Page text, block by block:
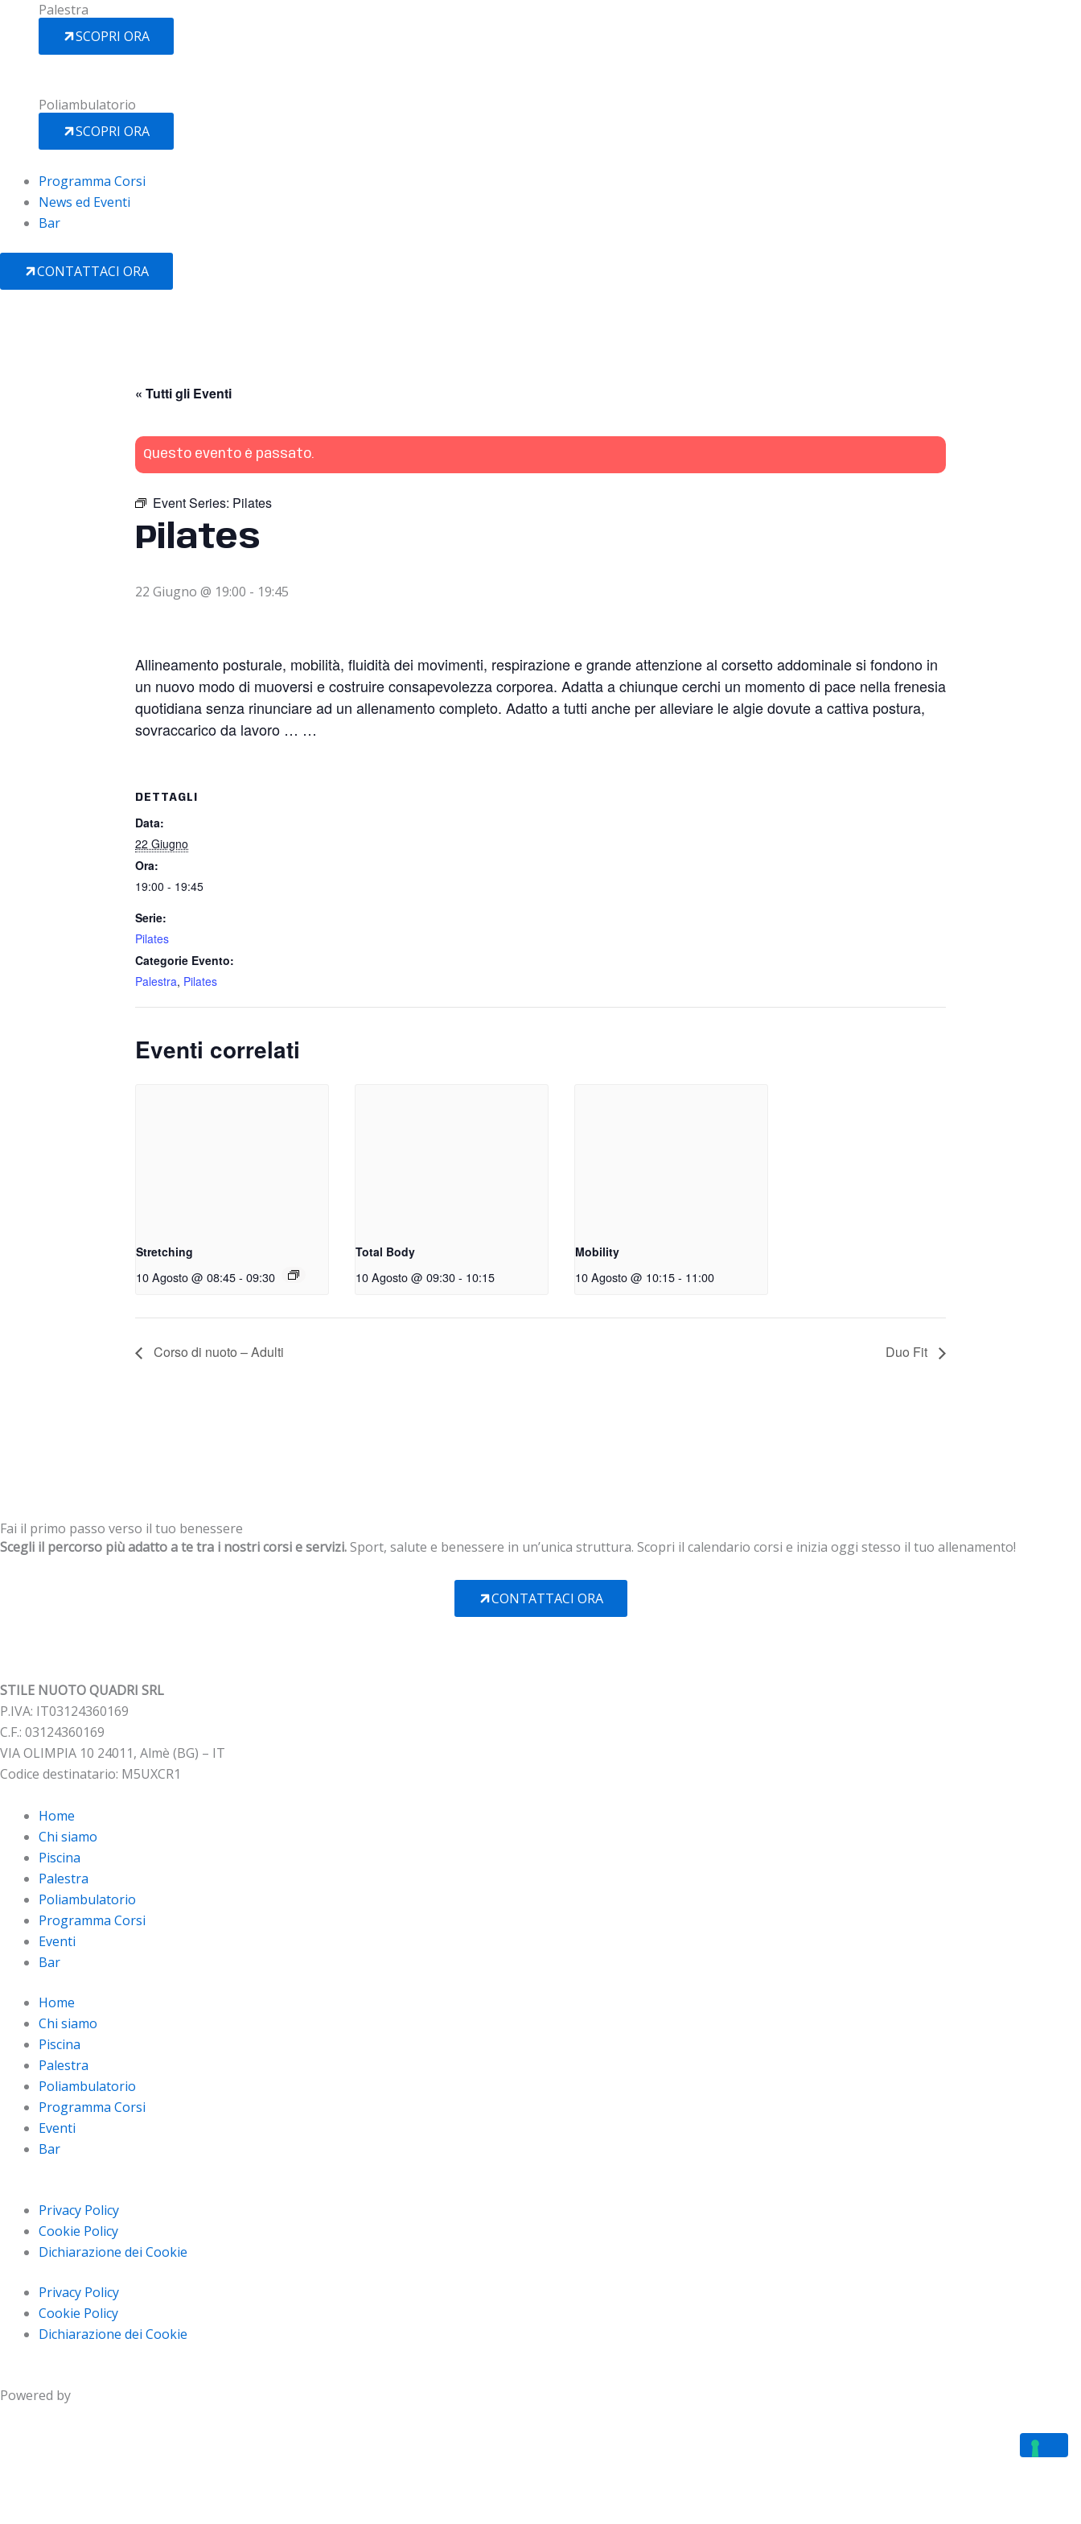
Palestra
SCOPRI ORA
Poliambulatorio
SCOPRI ORA
Programma Corsi
News ed Eventi
Bar
CONTATTACI ORA
« Tutti gli Eventi
Questo evento è passato.
Event Series: Pilates
Pilates
22 Giugno @ 19:00 - 19:45
Allineamento posturale, mobilità, fluidità dei movimenti, respirazione e grande attenzione al corsetto addominale si fondono in
un nuovo modo di muoversi e costruire consapevolezza corporea. Adatta a chiunque cerchi un momento di pace nella frenesia
quotidiana senza rinunciare ad un allenamento completo. Adatto a tutti anche per alleviare le algie dovute a cattiva postura,
sovraccarico da lavoro … …
DETTAGLI
Data:
22 Giugno
Ora:
19:00 - 19:45
Serie:
Pilates
Categorie Evento:
Palestra, Pilates
Eventi correlati
Stretching
10 Agosto @ 08:45- 09:30
Total Body
10 Agosto @ 09:30- 10:15
Mobility
10 Agosto @ 10:15 - 11:00
Corso di nuoto – Adulti Duo Fit
Fai il primo passo verso il tuo benessere
Scegli il percorso più adatto a te tra i nostri corsi e servizi.Sport, salute e benessere in un’unica struttura. Scopri il calendario corsi e inizia oggi stesso il tuo allenamento!
CONTATTACI ORA
STILE NUOTO QUADRI SRL
P.IVA: IT03124360169
C.F.: 03124360169
VIA OLIMPIA 10 24011, Almè (BG) – IT
Codice destinatario: M5UXCR1
Home
Chi siamo
Piscina
Palestra
Poliambulatorio
Programma Corsi
Eventi
Bar
Home
Chi siamo
Piscina
Palestra
Poliambulatorio
Programma Corsi
Eventi
Bar
Privacy Policy
Cookie Policy
Dichiarazione dei Cookie
Privacy Policy
Cookie Policy
Dichiarazione dei Cookie
Powered by